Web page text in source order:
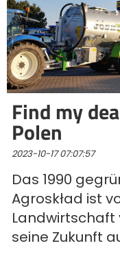
Find my
Polen
2023-10-17 07:07:57
Das 1990
Agroskład ist
seine Zukunft